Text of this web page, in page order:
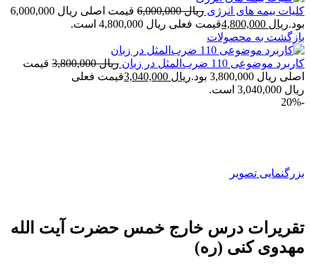
کلیات بیمه های انرژی ریال6,000,000
قیمت اصلی ریال 6,000,000
بود.ریال
قیمت فعلی ریال 4,800,000 است.
بازگشت به محصولات
کاربرد موضوعی 110 ضرب‌المثل در زبان ریال3,800,000
قیمت
اصلی ریال 3,800,000 بود.
ریال
قیمت فعلی
ریال 3,040,000 است.
-20%
بزرگنمایی تصویر
تقریرات درس خارج خمس حضرت آیت الله
مهدوی کنی (ره)